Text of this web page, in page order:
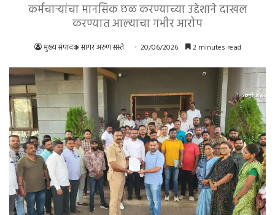
कर्मचाऱ्यांचा मानसिक छळ करण्याच्या उद्देशाने दाखल
करण्यात आल्याचा गंभीर आरोप
मुख्य संपादक सागर अरुण सस्ते 20/06/2026 2 minutes read